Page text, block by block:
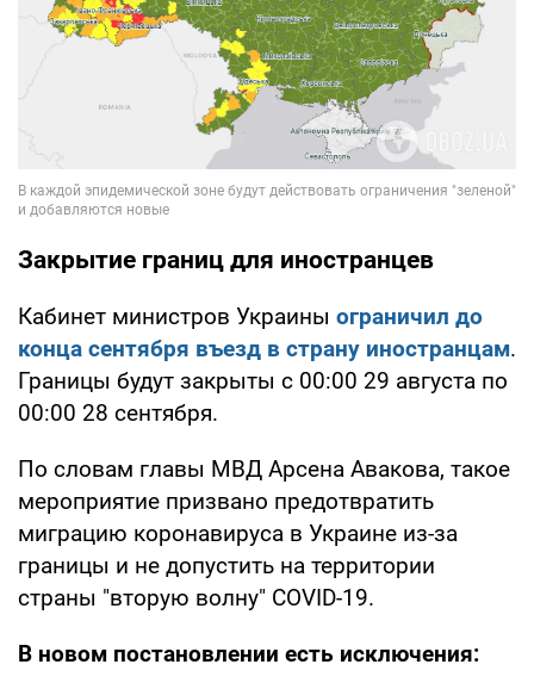
Закрытие границ для иностранцев
Кабинет министров Украины ограничил до
конца сентября въезд в страну иностранцам.
Границы будут закрыты с 00:00 29 августа по
00:00 28 сентября.
По словам главы МВД Арсена Авакова, такое
мероприятие призвано предотвратить
миграцию коронавируса в Украине из-за
границы и не допустить на территории
страны "вторую волну" COVID-19.
В новом постановлении есть исключения: